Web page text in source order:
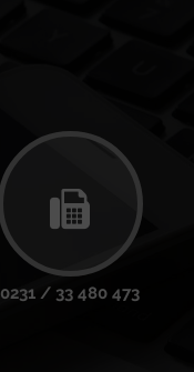
0231 / 33 480 473